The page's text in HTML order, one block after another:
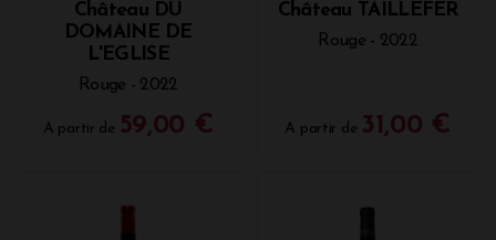
Château DU
DOMAINE DE
L'EGLISE
Rouge - 2022
A partir de 59,00 €
Château TAILLEFER
Rouge - 2022
A partir de 31,00 €